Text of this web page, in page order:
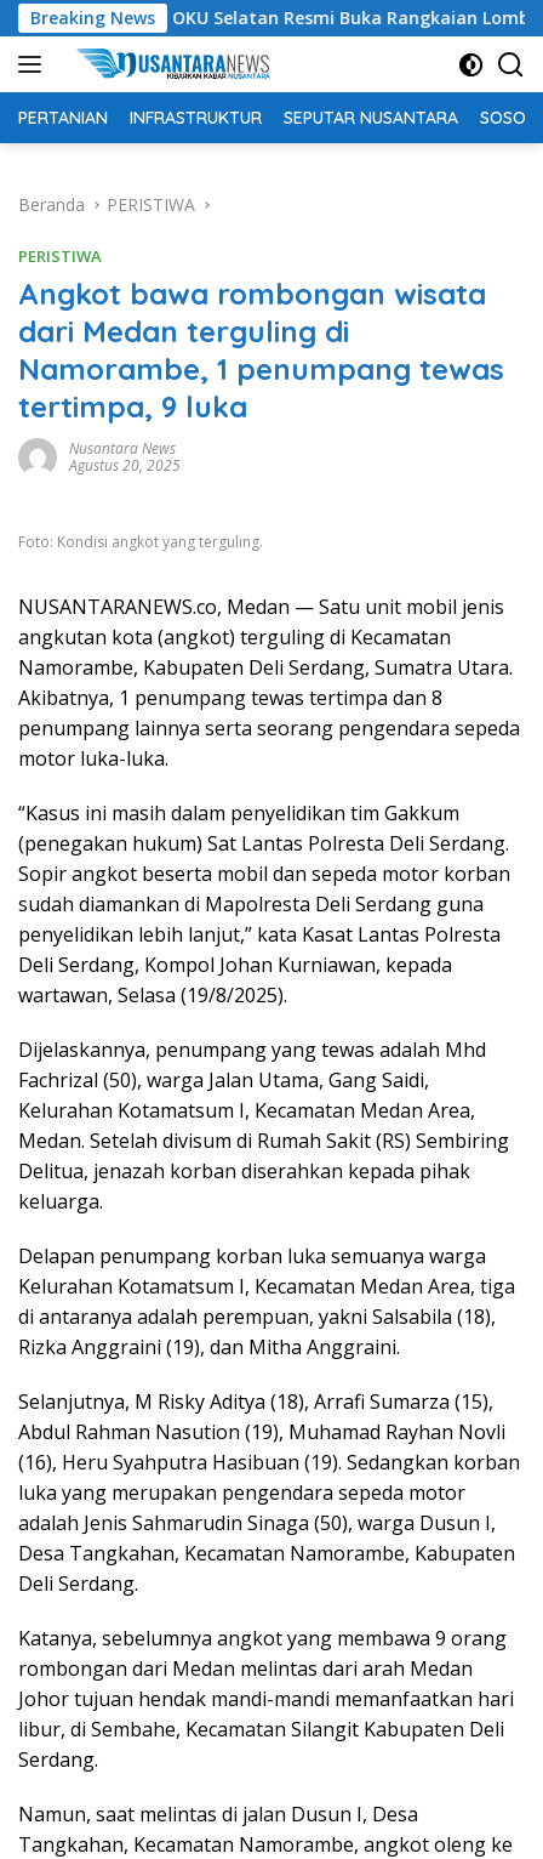
Langsung
ke
konten
Breaking News
Bupati OKU Selatan Resmi Buka Rangkaian Lomba Peringatan
PERTANIAN INFRASTRUKTUR SEPUTAR NUSANTARA SOSOK
Beranda PERISTIWA
PERISTIWA
Angkot bawa rombongan wisata
dari Medan terguling di
Namorambe, 1 penumpang tewas
tertimpa, 9 luka
Nusantara News
Agustus 20, 2025
Foto: Kondisi angkot yang terguling.
NUSANTARANEWS.co, Medan — Satu unit mobil jenis
angkutan kota (angkot) terguling di Kecamatan
Namorambe, Kabupaten Deli Serdang, Sumatra Utara.
Akibatnya, 1 penumpang tewas tertimpa dan 8
penumpang lainnya serta seorang pengendara sepeda
motor luka-luka.
“Kasus ini masih dalam penyelidikan tim Gakkum
(penegakan hukum) Sat Lantas Polresta Deli Serdang.
Sopir angkot beserta mobil dan sepeda motor korban
sudah diamankan di Mapolresta Deli Serdang guna
penyelidikan lebih lanjut,” kata Kasat Lantas Polresta
Deli Serdang, Kompol Johan Kurniawan, kepada
wartawan, Selasa (19/8/2025).
Dijelaskannya, penumpang yang tewas adalah Mhd
Fachrizal (50), warga Jalan Utama, Gang Saidi,
Kelurahan Kotamatsum I, Kecamatan Medan Area,
Medan. Setelah divisum di Rumah Sakit (RS) Sembiring
Delitua, jenazah korban diserahkan kepada pihak
keluarga.
Delapan penumpang korban luka semuanya warga
Kelurahan Kotamatsum I, Kecamatan Medan Area, tiga
di antaranya adalah perempuan, yakni Salsabila (18),
Rizka Anggraini (19), dan Mitha Anggraini.
Selanjutnya, M Risky Aditya (18), Arrafi Sumarza (15),
Abdul Rahman Nasution (19), Muhamad Rayhan Novli
(16), Heru Syahputra Hasibuan (19). Sedangkan korban
luka yang merupakan pengendara sepeda motor
adalah Jenis Sahmarudin Sinaga (50), warga Dusun I,
Desa Tangkahan, Kecamatan Namorambe, Kabupaten
Deli Serdang.
Katanya, sebelumnya angkot yang membawa 9 orang
rombongan dari Medan melintas dari arah Medan
Johor tujuan hendak mandi-mandi memanfaatkan hari
libur, di Sembahe, Kecamatan Silangit Kabupaten Deli
Serdang.
Namun, saat melintas di jalan Dusun I, Desa
Tangkahan, Kecamatan Namorambe, angkot oleng ke